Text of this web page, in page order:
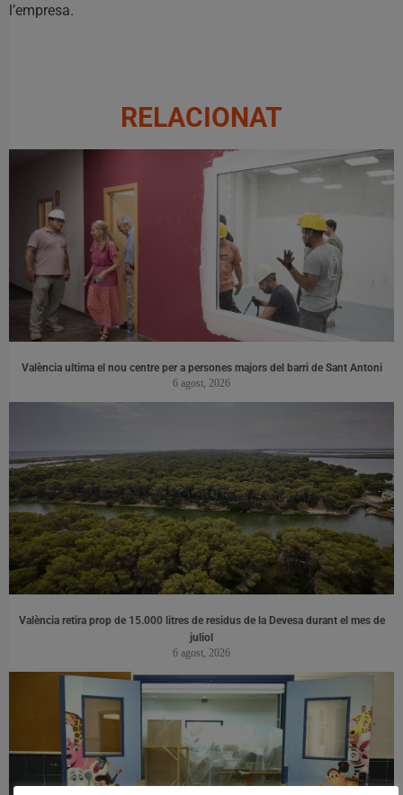
l’empresa.
RELACIONAT
València ultima el nou centre per a persones majors del barri de Sant Antoni
6 agost, 2026
València retira prop de 15.000 litres de residus de la Devesa durant el mes de
juliol
6 agost, 2026